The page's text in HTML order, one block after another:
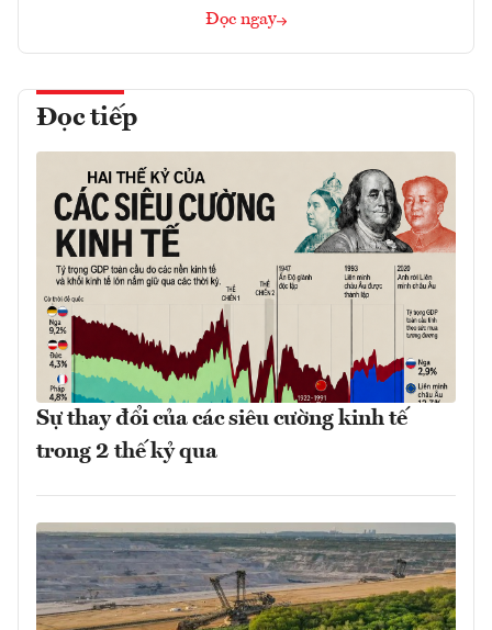
Đọc ngay
Đọc tiếp
Sự thay đổi của các siêu cường kinh tế
trong 2 thế kỷ qua